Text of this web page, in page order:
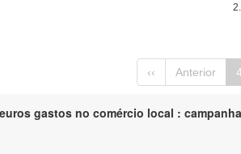
‹‹ Anterior 4
gastos no comércio local :